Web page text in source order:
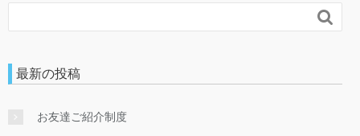

最新の投稿
お友達ご紹介制度